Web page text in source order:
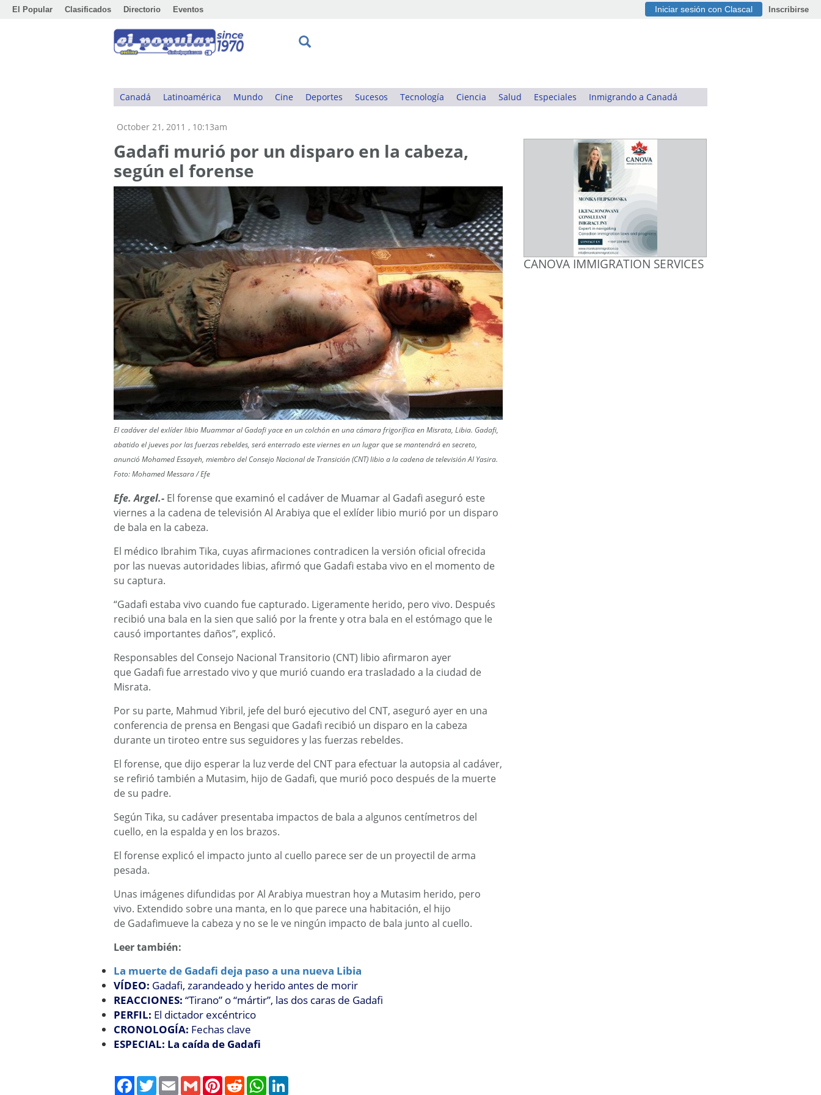
El Popular Clasificados Directorio Eventos Iniciar sesión con Clascal Inscribirse
Canadá Latinoamérica Mundo Cine Deportes Sucesos Tecnología Ciencia Salud Especiales Inmigrando a Canadá
October 21, 2011 , 10:13am
Gadafi murió por un disparo en la cabeza,
según el forense
El cadáver del exlíder libio Muammar al Gadafi yace en un colchón en una cámara frigorífica en Misrata, Libia. Gadafi,
abatido el jueves por las fuerzas rebeldes, será enterrado este viernes en un lugar que se mantendrá en secreto,
anunció Mohamed Essayeh, miembro del Consejo Nacional de Transición (CNT) libio a la cadena de televisión Al Yasira.
Foto: Mohamed Messara / Efe
Efe. Argel.- El forense que examinó el cadáver de Muamar al Gadafi aseguró este
viernes a la cadena de televisión Al Arabiya que el exlíder libio murió por un disparo
de bala en la cabeza.
El médico Ibrahim Tika, cuyas afirmaciones contradicen la versión oficial ofrecida
por las nuevas autoridades libias, afirmó que Gadafi estaba vivo en el momento de
su captura.
“Gadafi estaba vivo cuando fue capturado. Ligeramente herido, pero vivo. Después
recibió una bala en la sien que salió por la frente y otra bala en el estómago que le
causó importantes daños”, explicó.
Responsables del Consejo Nacional Transitorio (CNT) libio afirmaron ayer
que Gadafi fue arrestado vivo y que murió cuando era trasladado a la ciudad de
Misrata.
Por su parte, Mahmud Yibril, jefe del buró ejecutivo del CNT, aseguró ayer en una
conferencia de prensa en Bengasi que Gadafi recibió un disparo en la cabeza
durante un tiroteo entre sus seguidores y las fuerzas rebeldes.
El forense, que dijo esperar la luz verde del CNT para efectuar la autopsia al cadáver,
se refirió también a Mutasim, hijo de Gadafi, que murió poco después de la muerte
de su padre.
Según Tika, su cadáver presentaba impactos de bala a algunos centímetros del
cuello, en la espalda y en los brazos.
El forense explicó el impacto junto al cuello parece ser de un proyectil de arma
pesada.
Unas imágenes difundidas por Al Arabiya muestran hoy a Mutasim herido, pero
vivo. Extendido sobre una manta, en lo que parece una habitación, el hijo
de Gadafimueve la cabeza y no se le ve ningún impacto de bala junto al cuello.
Leer también:
La muerte de Gadafi deja paso a una nueva Libia
VÍDEO: Gadafi, zarandeado y herido antes de morir
REACCIONES: “Tirano” o “mártir”, las dos caras de Gadafi
PERFIL: El dictador excéntrico
CRONOLOGÍA: Fechas clave
ESPECIAL: La caída de Gadafi
TwitterEmail Gmail PinterestRedditWhatsApp
CANOVA IMMIGRATION SERVICES